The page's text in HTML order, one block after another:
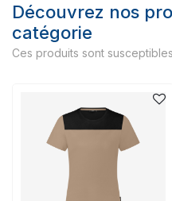
Découvrez nos
catégorie
Ces produits sont